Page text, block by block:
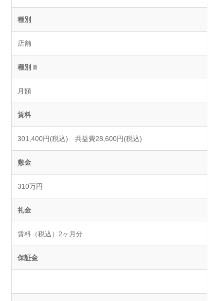
種別
店舗
種別 II
月額
賃料
301,400円(税込) 共益費28,600円(税込)
敷金
310万円
礼金
賃料（税込）2ヶ月分
保証金